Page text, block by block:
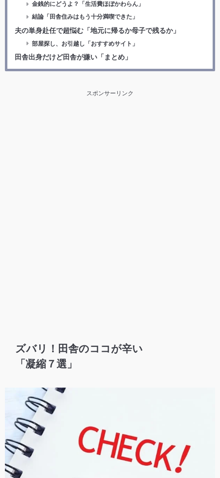
金銭的にどうよ？「生活費ほぼかわらん」
結論「田舎住みはもう十分満喫できた」
夫の単身赴任で超悩む「地元に帰るか母子で残るか」
部屋探し、お引越し「おすすめサイト」
田舎出身だけど田舎が嫌い「まとめ」
スポンサーリンク
ズバリ！田舎のココが辛い
「凝縮７選」